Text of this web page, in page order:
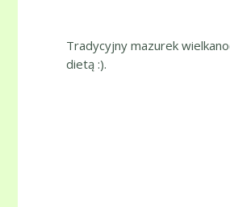
Tradycyjny mazurek
dietą :).